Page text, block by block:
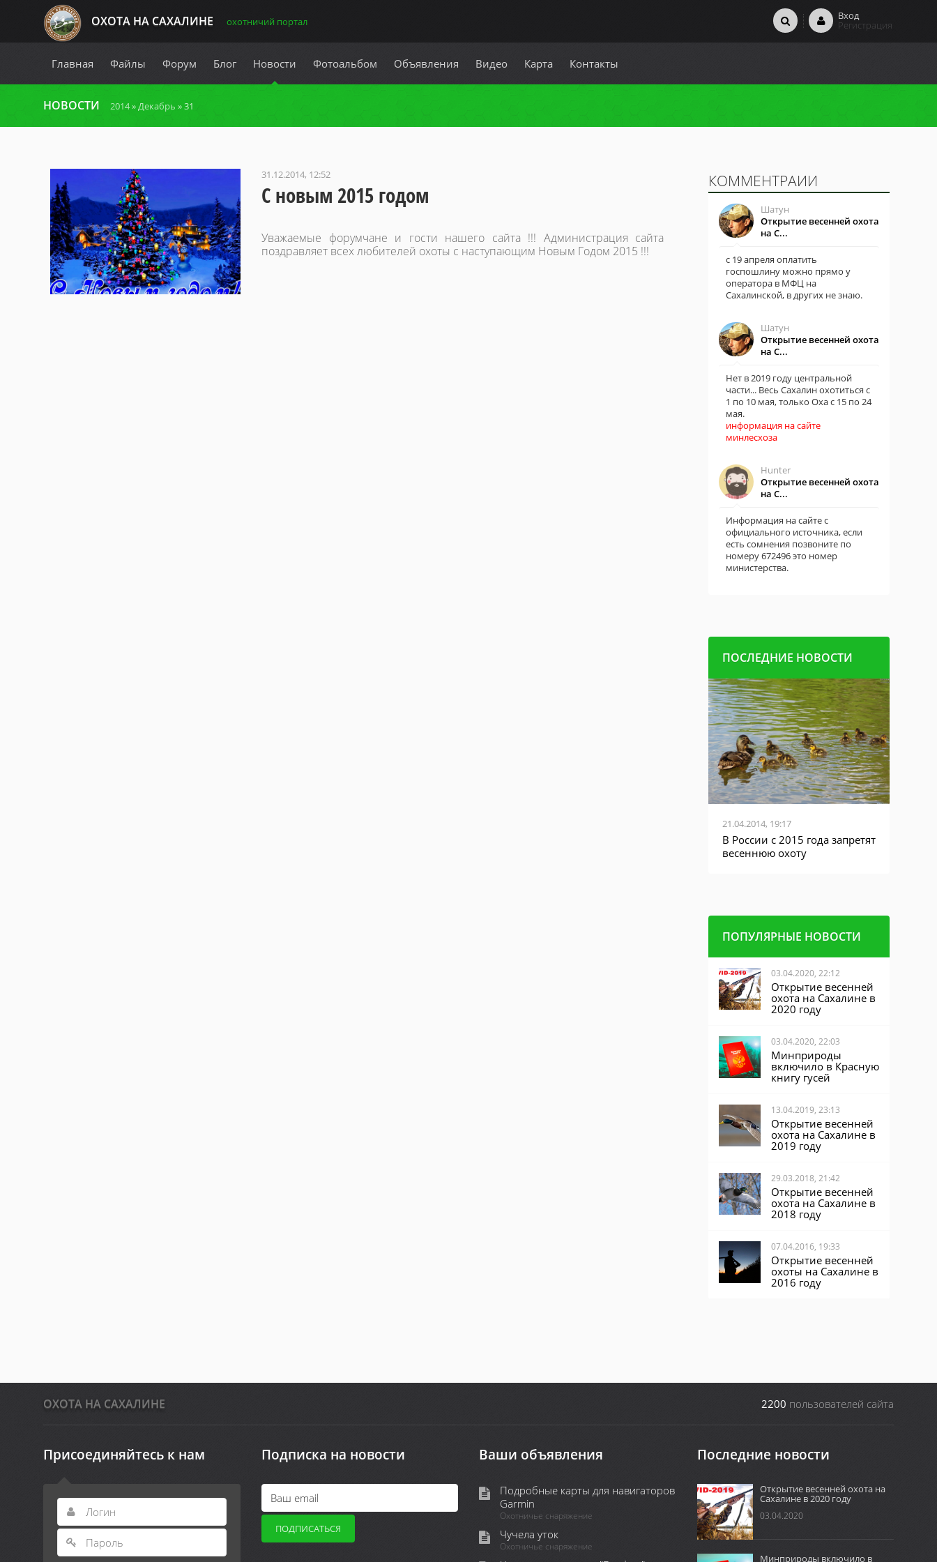
ОХОТА НА САХАЛИНЕ охотничий портал Вход
Регистрация
Главная Файлы Форум Блог Новости Фотоальбом Объявления Видео Карта Контакты
НОВОСТИ 2014»Декабрь »31
31.12.2014, 12:52
С новым 2015 годом
Уважаемые форумчане и гости нашего сайта !!! Администрация сайта
поздравляет всех любителей охоты с наступающим Новым Годом 2015 !!!
КОММЕНТРАИИ
Шатун
Открытие весенней охота
на С...
с 19 апреля оплатить
госпошлину можно прямо у
оператора в МФЦ на
Сахалинской, в других не знаю.
Шатун
Открытие весенней охота
на С...
Нет в 2019 году центральной
части... Весь Сахалин охотиться с
1 по 10 мая, только Оха с 15 по 24
мая.
информация на сайте
минлесхоза
Hunter
Открытие весенней охота
на С...
Информация на сайте с
официального источника, если
есть сомнения позвоните по
номеру 672496 это номер
министерства.
ПОСЛЕДНИЕ НОВОСТИ
21.04.2014, 19:17
В России с 2015 года запретят
весеннюю охоту
ПОПУЛЯРНЫЕ НОВОСТИ
03.04.2020, 22:12
Открытие весенней
охота на Сахалине в
2020 году
03.04.2020, 22:03
Минприроды
включило в Красную
книгу гусей
13.04.2019, 23:13
Открытие весенней
охота на Сахалине в
2019 году
29.03.2018, 21:42
Открытие весенней
охота на Сахалине в
2018 году
07.04.2016, 19:33
Открытие весенней
охоты на Сахалине в
2016 году
ОХОТА НА САХАЛИНЕ 2200 пользователей сайта
Присоединяйтесь к нам Подписка на новости Ваши объявления
Подробные карты для навигаторов
Garmin
Охотничье снаряжение
Чучела уток
Охотничье снаряжение
Последние новости
Открытие весенней охота на
Сахалине в 2020 году
03.04.2020
Минприроды включило в